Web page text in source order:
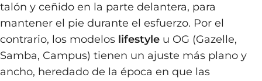
talón y ceñido en la parte delantera, para
mantener el pie durante el esfuerzo. Por el
contrario, los modelos lifestyle u OG (Gazelle,
Samba, Campus) tienen un ajuste más plano y
ancho, heredado de la época en que las